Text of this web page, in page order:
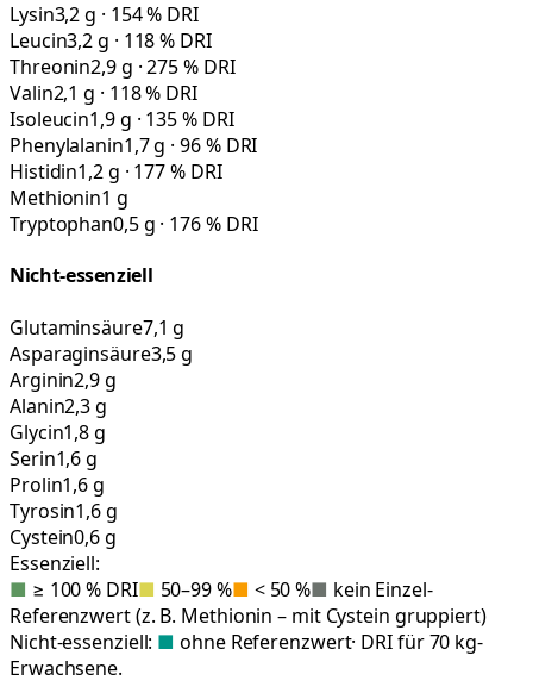
Lysin3,2 g · 154 % DRI
Leucin3,2 g · 118 % DRI
Threonin2,9 g · 275 % DRI
Valin2,1 g · 118 % DRI
Isoleucin1,9 g · 135 % DRI
Phenylalanin1,7 g · 96 % DRI
Histidin1,2 g · 177 % DRI
Methionin1 g
Tryptophan0,5 g · 176 % DRI
Nicht-essenziell
Glutaminsäure7,1 g
Asparaginsäure3,5 g
Arginin2,9 g
Alanin2,3 g
Glycin1,8 g
Serin1,6 g
Prolin1,6 g
Tyrosin1,6 g
Cystein0,6 g
Essenziell:
■ ≥ 100 % DRI■ 50–99 %■ < 50 %■ kein Einzel-
Referenzwert (z. B. Methionin – mit Cystein gruppiert)
Nicht-essenziell: ■ ohne Referenzwert· DRI für 70 kg-
Erwachsene.